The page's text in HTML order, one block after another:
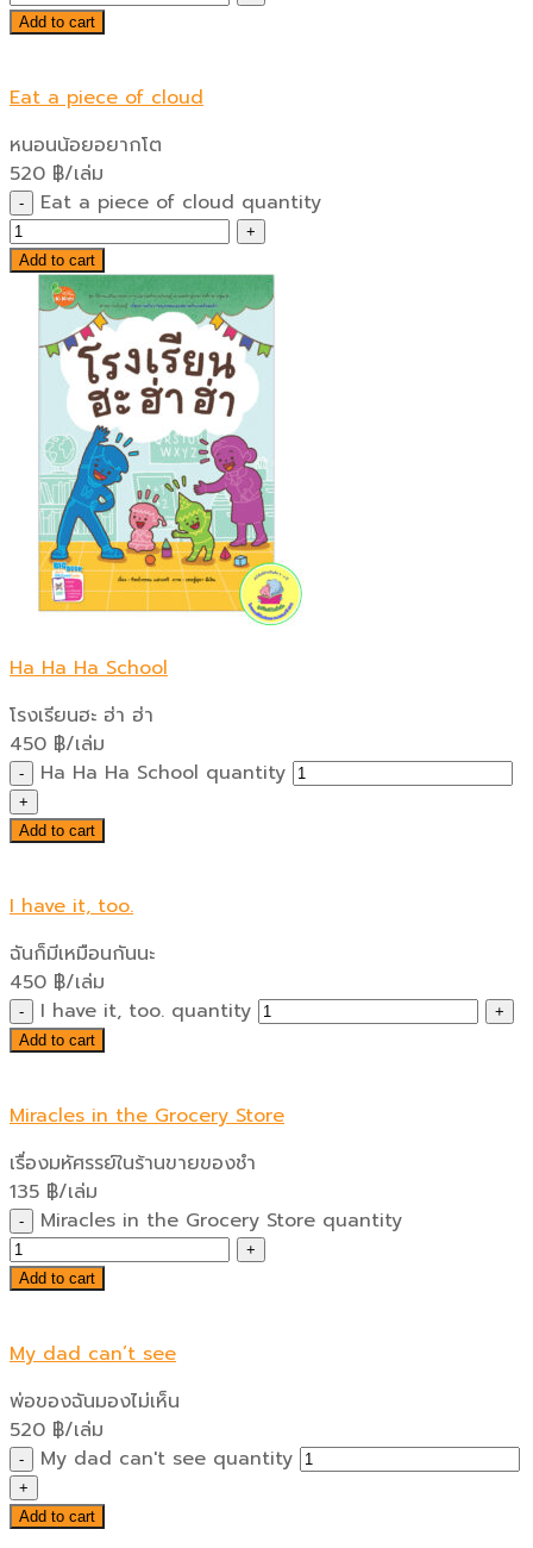
Add to cart
Eat a piece of cloud
หนอนน้อยอยากโต
520 ฿/เล่ม
Eat a piece of cloud quantity
Add to cart
Ha Ha Ha School
โรงเรียนฮะ ฮ่า ฮ่า
450 ฿/เล่ม
Ha Ha Ha School quantity
Add to cart
I have it, too.
ฉันก็มีเหมือนกันนะ
450 ฿/เล่ม
I have it, too. quantity
Add to cart
Miracles in the Grocery Store
เรื่องมหัศรรย์ในร้านขายของชำ
135 ฿/เล่ม
Miracles in the Grocery Store quantity
Add to cart
My dad can’t see
พ่อของฉันมองไม่เห็น
520 ฿/เล่ม
My dad can't see quantity
Add to cart